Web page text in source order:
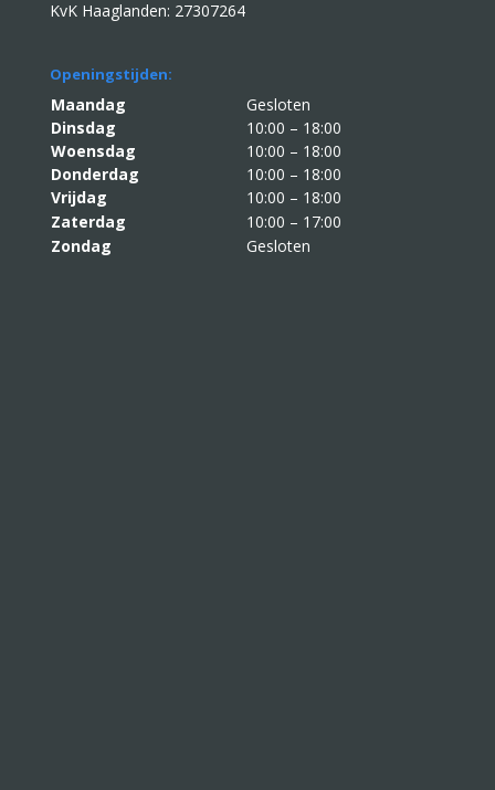
KvK Haaglanden: 27307264
Openingstijden:
Maandag
Gesloten
Dinsdag
10:00 – 18:00
Woensdag
10:00 – 18:00
Donderdag
10:00 – 18:00
Vrijdag
10:00 – 18:00
Zaterdag
10:00 – 17:00
Zondag
Gesloten